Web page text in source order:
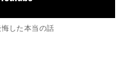
した本当の話